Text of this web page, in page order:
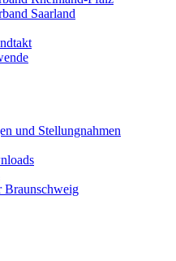
Saarland
und Stellungnahmen
Braunschweig